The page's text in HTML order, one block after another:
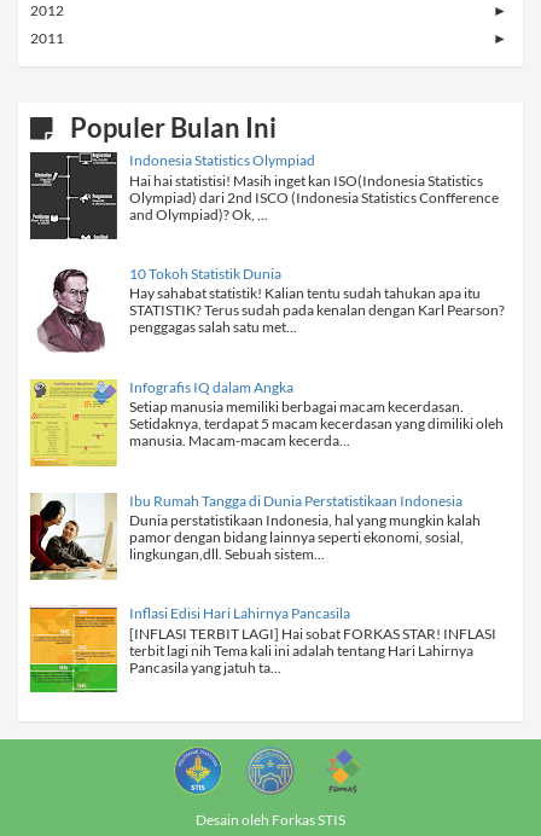
2012 ►
2011 ►
Populer Bulan Ini
Indonesia Statistics Olympiad
Hai hai statistisi! Masih inget kan ISO(Indonesia Statistics
Olympiad) dari 2nd ISCO (Indonesia Statistics Confference
and Olympiad)? Ok, ...
10 Tokoh Statistik Dunia
Hay sahabat statistik! Kalian tentu sudah tahukan apa itu
STATISTIK? Terus sudah pada kenalan dengan Karl Pearson?
penggagas salah satu met...
Infografis IQ dalam Angka
Setiap manusia memiliki berbagai macam kecerdasan.
Setidaknya, terdapat 5 macam kecerdasan yang dimiliki oleh
manusia. Macam-macam kecerda...
Ibu Rumah Tangga di Dunia Perstatistikaan Indonesia
Dunia perstatistikaan Indonesia, hal yang mungkin kalah
pamor dengan bidang lainnya seperti ekonomi, sosial,
lingkungan,dll. Sebuah sistem...
Inflasi Edisi Hari Lahirnya Pancasila
[INFLASI TERBIT LAGI] Hai sobat FORKAS STAR! INFLASI
terbit lagi nih Tema kali ini adalah tentang Hari Lahirnya
Pancasila yang jatuh ta...
Desain oleh Forkas STIS